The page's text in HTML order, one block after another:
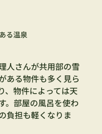
る温泉
人さんが共用部の雪
ある物件も多く見ら
、物件によっては天
。部屋の風呂を使わ
負担も軽くなりま